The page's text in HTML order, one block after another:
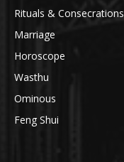
Rituals & Consecrations
Marriage
Horoscope
Wasthu
Ominous
Feng Shui